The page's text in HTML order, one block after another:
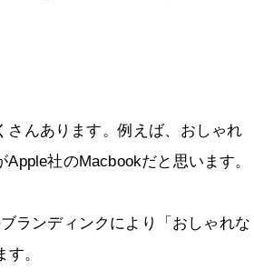
んあります。例えば、おしゃれ
社のMacbookだと思います。
ランディンクにより「おしゃれな
。